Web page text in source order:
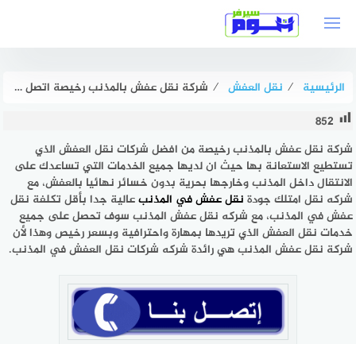
الرئيسية ⁄ نقل العفش ⁄ شركة نقل عفش بالمذنب رخيصة اتصل الآن خصم 50% هوم سيرفر
852
شركة نقل عفش بالمذنب رخيصة من افضل شركات نقل العفش الذي
تستطيع الاستعانة بها حيث ان لديها جميع الخدمات التي تساعدك على
الانتقال داخل المذنب وخارجها بحرية بدون خسائر نهائيا بالعفش، مع
شركه نقل امتلك جودة نقل عفش في المذنبعالية جدا بأقل تكلفة نقل
عفش في المذنب، مع شركه نقل عفش المذنب سوف تحصل على جميع
خدمات نقل العفش الذي تريدها بمهارة واحترافية وبسعر رخيص وهذا لأن
شركة نقل عفش المذنب هي رائدة شركه شركات نقل العفش في المذنب.